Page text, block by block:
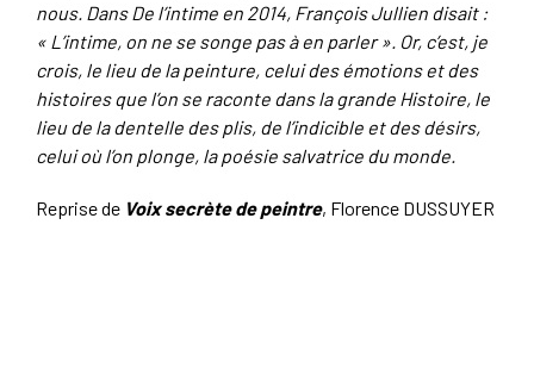
nous. Dans De l’intime en 2014, François Jullien disait :
« L’intime, on ne se songe pas à en parler ». Or, c’est, je
crois, le lieu de la peinture, celui des émotions et des
histoires que l’on se raconte dans la grande Histoire, le
lieu de la dentelle des plis, de l’indicible et des désirs,
celui où l’on plonge, la poésie salvatrice du monde.
Reprise de Voix secrète de peintre, Florence DUSSUYER